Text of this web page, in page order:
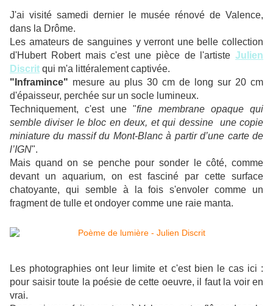
J'ai visité samedi dernier le musée rénové de Valence,
dans la Drôme.
Les amateurs de sanguines y verront une belle collection
d'Hubert Robert mais c'est une pièce de l'artiste Julien
Discrit qui m'a littéralement captivée.
" Inframince" mesure au plus 30 cm de long sur 20 cm
d'épaisseur, perchée sur un socle lumineux.
Techniquement, c'est une "fine membrane opaque qui
semble diviser le bloc en deux, et qui dessine une copie
miniature du massif du Mont-Blanc à partir d’une carte de
l’IGN".
Mais quand on se penche pour sonder le côté, comme
devant un aquarium, on est fasciné par cette surface
chatoyante, qui semble à la fois s'envoler comme un
fragment de tulle et ondoyer comme une raie manta.
Les photographies ont leur limite et c'est bien le cas ici :
pour saisir toute la poésie de cette oeuvre, il faut la voir en
vrai.